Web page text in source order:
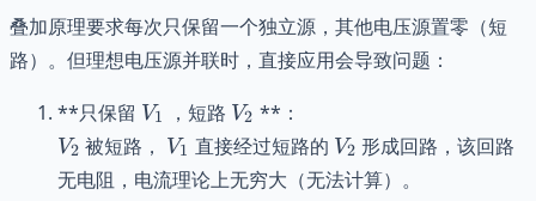
叠加原理要求每次只保留一个独立源，其他电压源置零（短
路）。但理想电压源并联时，直接应用会导致问题：
**只保留 V_1
V1 ，短路 V_2
V2 **：
V_2
V2 被短路， V_1
V1 直接经过短路的 V_2
V2 形成回路，该回路
无电阻，电流理论上无穷大（无法计算）。